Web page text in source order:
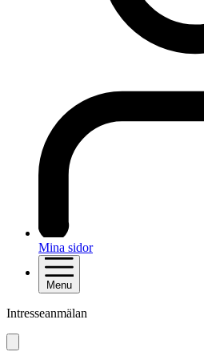
Mina sidor
Menu
Intresseanmälan